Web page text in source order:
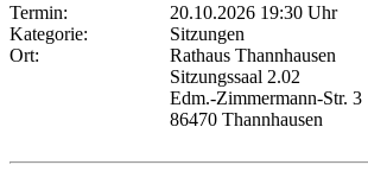
Termin:
20.10.2026 19:30 Uhr
Kategorie:
Sitzungen
Ort:
Rathaus Thannhausen
Sitzungssaal 2.02
Edm.-Zimmermann-Str. 3
86470 Thannhausen